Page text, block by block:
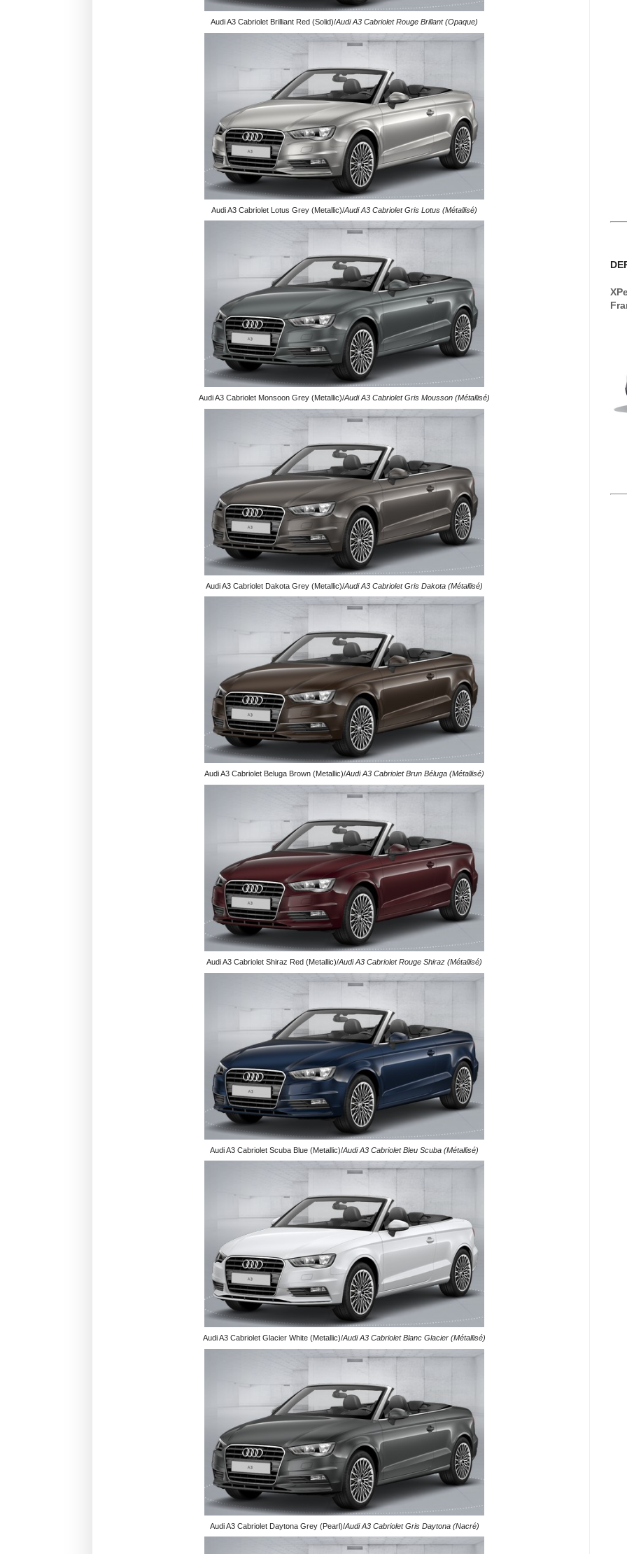
Audi A3 Cabriolet Brilliant Red (Solid)/Audi A3 Cabriolet Rouge Brillant (Opaque)
Audi A3 Cabriolet Lotus Grey (Metallic)/Audi A3 Cabriolet Gris Lotus (Métallisé)
Audi A3 Cabriolet Monsoon Grey (Metallic)/Audi A3 Cabriolet Gris Mousson (Métallisé)
Audi A3 Cabriolet Dakota Grey (Metallic)/Audi A3 Cabriolet Gris Dakota (Métallisé)
Audi A3 Cabriolet Beluga Brown (Metallic)/Audi A3 Cabriolet Brun Béluga (Métallisé)
Audi A3 Cabriolet Shiraz Red (Metallic)/Audi A3 Cabriolet Rouge Shiraz (Métallisé)
Audi A3 Cabriolet Scuba Blue (Metallic)/Audi A3 Cabriolet Bleu Scuba (Métallisé)
Audi A3 Cabriolet Glacier White (Metallic)/Audi A3 Cabriolet Blanc Glacier (Métallisé)
Audi A3 Cabriolet Daytona Grey (Pearl)/Audi A3 Cabriolet Gris Daytona (Nacré)